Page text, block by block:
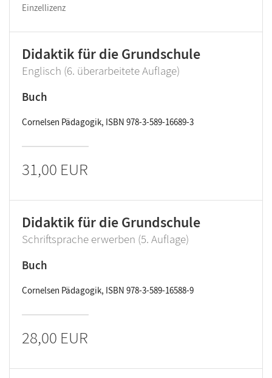
Einzellizenz
Didaktik für die Grundschule
Englisch (6. überarbeitete Auflage)
Buch
Cornelsen Pädagogik, ISBN 978-3-589-16689-3
31,00 EUR
Didaktik für die Grundschule
Schriftsprache erwerben (5. Auflage)
Buch
Cornelsen Pädagogik, ISBN 978-3-589-16588-9
28,00 EUR